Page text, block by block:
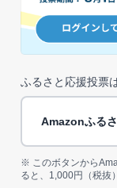
ふるさと応援投票
Amazonふる
※ このボタンから
ると、1,000円（税抜